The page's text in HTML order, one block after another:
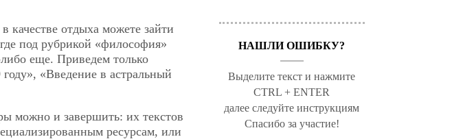
качестве отдыха можете зайти
под рубрикой «философия»
еще. Приведем только
«Введение в астральный
можно и завершить: их текстов
ресурсам, или
НАШЛИ ОШИБКУ?
Выделите текст и нажмите
CTRL + ENTER
далее следуйте инструкциям
Спасибо за участие!